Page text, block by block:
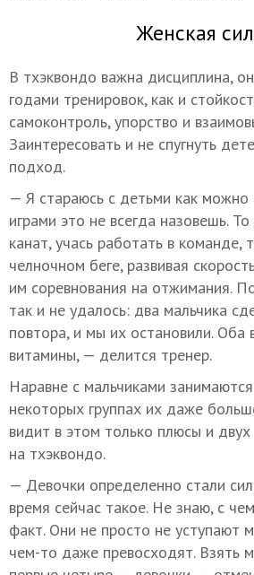
Женская
В тхэквондо важна дисциплина,
годами тренировок, как и
самоконтроль, упорство и
Заинтересовать и не спугнуть
подход.
— Я стараюсь с детьми как можно
играми это не всегда назовешь.
канат, учась работать в команде,
челночном беге, развивая
им соревнования на отжимания.
так и не удалось: два мальчика
повтора, и мы их остановили. Оба
витамины, — делится тренер.
Наравне с мальчиками
некоторых группах их даже
видит в этом только плюсы и
на тхэквондо.
— Девочки определенно стали
время сейчас такое. Не знаю, с
факт. Они не просто не уступают
чем-то даже превосходят. Взять